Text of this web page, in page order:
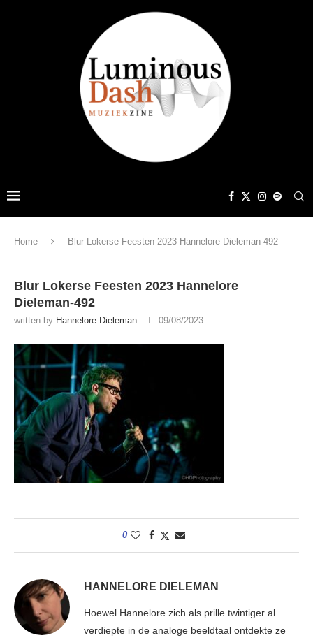
Home Blur Lokerse Feesten 2023 Hannelore Dieleman-492
Blur Lokerse Feesten 2023 Hannelore
Dieleman-492
written by Hannelore Dieleman 09/08/2023
0
HANNELORE DIELEMAN
Hoewel Hannelore zich als prille twintiger al
verdiepte in de analoge beeldtaal ontdekte ze